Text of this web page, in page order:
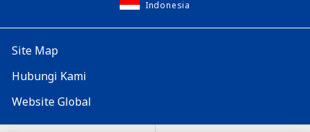
Indonesia
Site Map
Hubungi Kami
Website Global